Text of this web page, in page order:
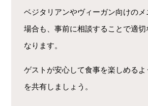
ベジタリアンやヴィーガン向けの
場合も、事前に相談することで適切
なります。
ゲストが安心して食事を楽しめる
を共有しましょう。